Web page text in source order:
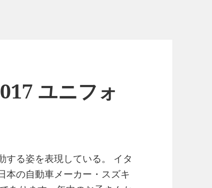
ユニフォ
する姿を表現している。 イタ
本の自動車メーカー・スズキ